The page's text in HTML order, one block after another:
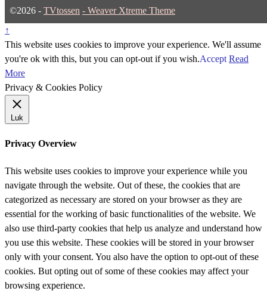
©2026 - TVtossen - Weaver Xtreme Theme
↑
This website uses cookies to improve your experience. We'll assume
you're ok with this, but you can opt-out if you wish.Accept Read
More
Privacy & Cookies Policy
Luk
Privacy Overview
This website uses cookies to improve your experience while you
navigate through the website. Out of these, the cookies that are
categorized as necessary are stored on your browser as they are
essential for the working of basic functionalities of the website. We
also use third-party cookies that help us analyze and understand how
you use this website. These cookies will be stored in your browser
only with your consent. You also have the option to opt-out of these
cookies. But opting out of some of these cookies may affect your
browsing experience.